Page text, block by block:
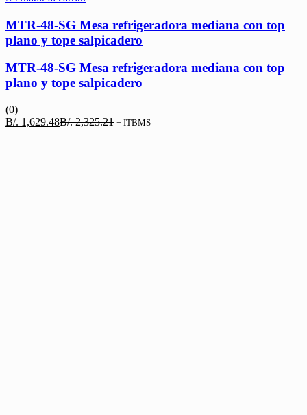
MTR-48-SG Mesa refrigeradora mediana con top
plano y tope salpicadero
MTR-48-SG Mesa refrigeradora mediana con top
plano y tope salpicadero
(0)
B/. 1,629.48El
B/.2,325.21 El
+ ITBMS